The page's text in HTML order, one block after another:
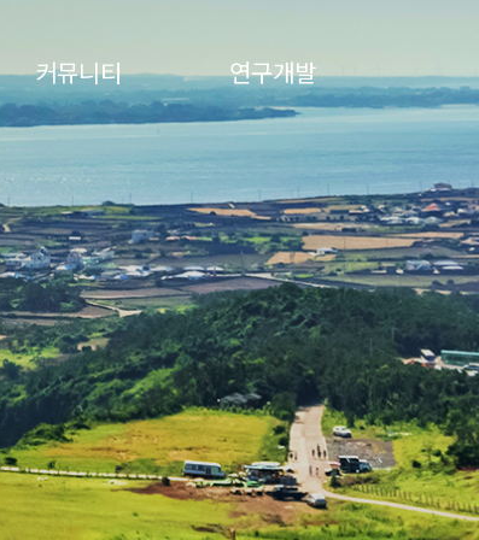
커뮤니티 연구개발